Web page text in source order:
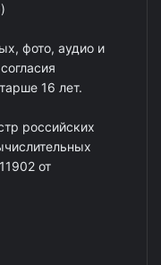
фото, аудио и
16 лет.
российских
от